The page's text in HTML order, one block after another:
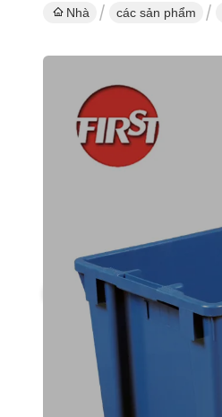
Nhà các sản phẩm